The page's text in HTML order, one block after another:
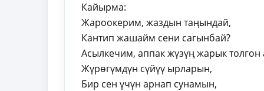
Кайырма:
Жароокерим, жаздын таңындай,
Кантип жашайм сени сагынбай?
Асылкечим, аппак жүзүң жарык толгон
Жүрөгүмдүн сүйүү ырларын,
Бир сен үчүн арнап сунамын,